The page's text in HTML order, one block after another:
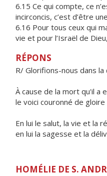
6.15 Ce qui compte, ce
incirconcis, c’est d’être
6.16 Pour tous ceux qui
vie et pour l’Israël de
RÉPONS
R/ Glorifions-nous dans la
À cause de la mort qu'il a
le voici couronné de
En lui le salut, la vie et la
en lui la sagesse et la
HOMÉLIE DE S.